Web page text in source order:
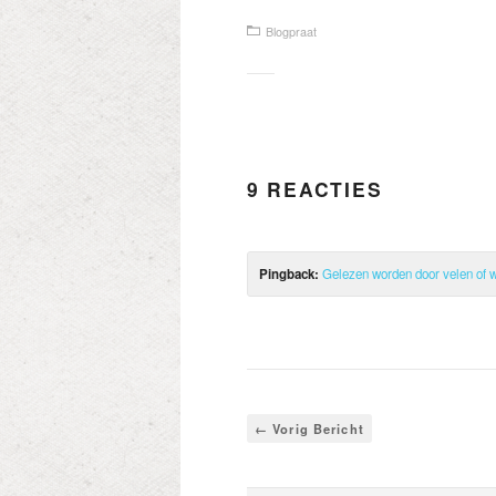
Blogpraat
9 REACTIES
Pingback: Gelezen worden door velen of
← Vorig Bericht